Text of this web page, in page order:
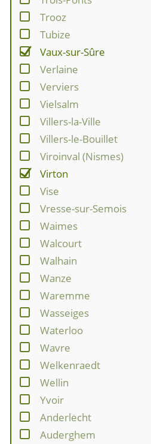
Trooz
Tubize
Vaux-sur-Sûre
Verlaine
Verviers
Vielsalm
Villers-la-Ville
Villers-le-Bouillet
Viroinval (Nismes)
Virton
Vise
Vresse-sur-Semois
Waimes
Walcourt
Walhain
Wanze
Waremme
Wasseiges
Waterloo
Wavre
Welkenraedt
Wellin
Yvoir
Anderlecht
Auderghem